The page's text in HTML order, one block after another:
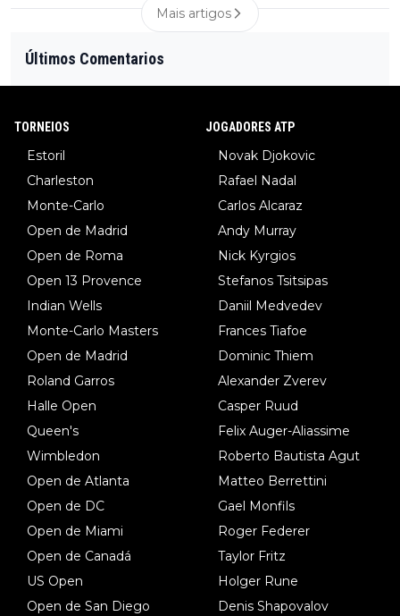
Mais artigos
Últimos Comentarios
TORNEIOS
Estoril
Charleston
Monte-Carlo
Open de Madrid
Open de Roma
Open 13 Provence
Indian Wells
Monte-Carlo Masters
Open de Madrid
Roland Garros
Halle Open
Queen's
Wimbledon
Open de Atlanta
Open de DC
Open de Miami
Open de Canadá
US Open
Open de San Diego
JOGADORES ATP
Novak Djokovic
Rafael Nadal
Carlos Alcaraz
Andy Murray
Nick Kyrgios
Stefanos Tsitsipas
Daniil Medvedev
Frances Tiafoe
Dominic Thiem
Alexander Zverev
Casper Ruud
Felix Auger-Aliassime
Roberto Bautista Agut
Matteo Berrettini
Gael Monfils
Roger Federer
Taylor Fritz
Holger Rune
Denis Shapovalov